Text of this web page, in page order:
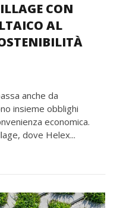
CON
AL
anche da
insieme obblighi
economica.
dove Helex...